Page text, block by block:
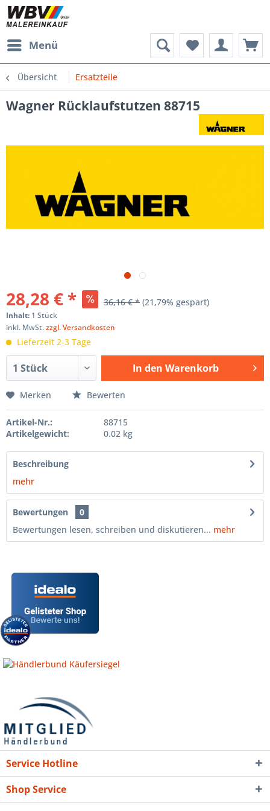
Menü
Übersicht Ersatzteile
Wagner Rücklaufstutzen 88715
28,28 € * 36,16 € * (21,79% gespart)
Inhalt: 1 Stück
inkl. MwSt.zzgl. Versandkosten
Lieferzeit 2-3 Tage
In den Warenkorb
Merken Bewerten
Artikel-Nr.:
88715
Artikelgewicht:
0.02 kg
Beschreibung
mehr
Bewertungen
0
Bewertungen lesen, schreiben und diskutieren... mehr
Service Hotline
Shop Service